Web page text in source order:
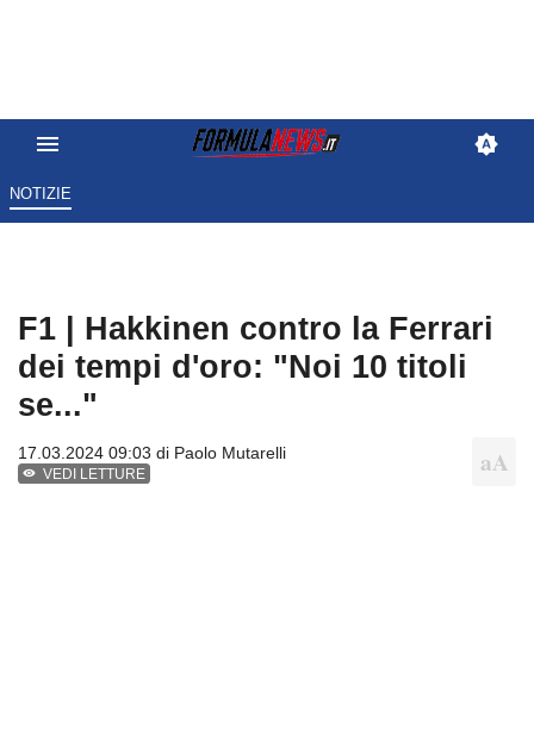
NOTIZIE
F1 | Hakkinen contro la Ferrari
dei tempi d'oro: "Noi 10 titoli
se..."
17.03.2024 09:03 di Paolo Mutarelli
VEDI LETTURE